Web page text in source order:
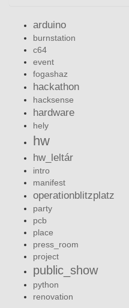
arduino
burnstation
c64
event
fogashaz
hackathon
hacksense
hardware
hely
hw
hw_leltár
intro
manifest
operationblitzplatz
party
pcb
place
press_room
project
public_show
python
renovation